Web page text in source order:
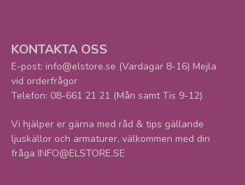
KONTAKTA OSS
E-post: info@elstore.se (Vardagar 8-16) Mejla
vid orderfrågor
Telefon: 08-661 21 21 (Mån samt Tis 9-12)
Vi hjälper er gärna med råd & tips gällande
ljuskällor och armaturer, välkommen med din
fråga INFO@ELSTORE.SE